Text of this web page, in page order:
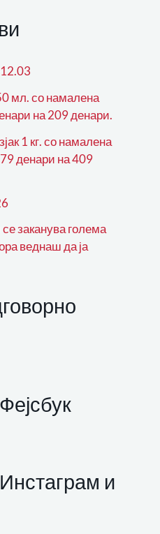
мл. со намалена
на 209 денари.
1 кг. со намалена
денари на 409
заканува голема
веднаш да ја
и